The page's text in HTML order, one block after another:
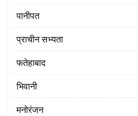
पानीपत
प्राचीन सभ्यता
फतेहाबाद
भिवानी
मनोरंजन